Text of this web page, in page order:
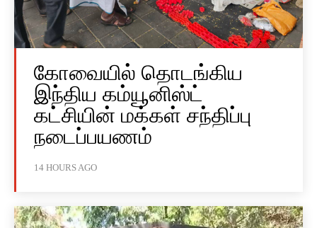
கோவையில் தொடங்கிய
இந்திய கம்யூனிஸ்ட்
கட்சியின் மக்கள் சந்திப்பு
நடைப்பயணம்
14 HOURS AGO